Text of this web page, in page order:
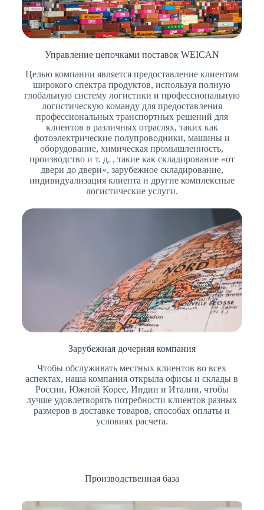
Управление цепочками поставок WEICAN
Целью компании является предоставление клиентам
широкого спектра продуктов, используя полную
глобальную систему логистики и профессиональную
логистическую команду для предоставления
профессиональных транспортных решений для
клиентов в различных отраслях, таких как
фотоэлектрические полупроводники, машины и
оборудование, химическая промышленность,
производство и т. д. , такие как складирование «от
двери до двери», зарубежное складирование,
индивидуализация клиента и другие комплексные
логистические услуги.
Зарубежная дочерняя компания
Чтобы обслуживать местных клиентов во всех
аспектах, наша компания открыла офисы и склады в
России, Южной Корее, Индии и Италии, чтобы
лучше удовлетворять потребности клиентов разных
размеров в доставке товаров, способах оплаты и
условиях расчета.
Производственная база